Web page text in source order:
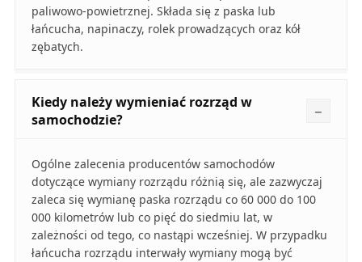
paliwowo-powietrznej. Składa się z paska lub
łańcucha, napinaczy, rolek prowadzących oraz kół
zębatych.
Kiedy należy wymieniać rozrząd w
samochodzie?
Ogólne zalecenia producentów samochodów
dotyczące wymiany rozrządu różnią się, ale zazwyczaj
zaleca się wymianę paska rozrządu co 60 000 do 100
000 kilometrów lub co pięć do siedmiu lat, w
zależności od tego, co nastąpi wcześniej. W przypadku
łańcucha rozrządu interwały wymiany mogą być